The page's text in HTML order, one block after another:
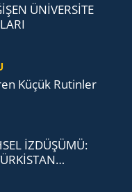
ÜNİVERSİTE
Küçük Ru­tin­ler
İZDÜŞÜMÜ:
MİRASI